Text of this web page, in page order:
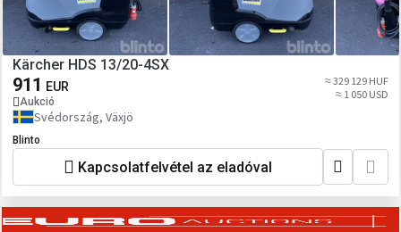
Kärcher HDS 13/20-4SX
911 EUR
Aukció
≈ 329 129 HUF
≈ 1 050 USD
Svédország, Växjö
Blinto
Kapcsolatfelvétel az eladóval